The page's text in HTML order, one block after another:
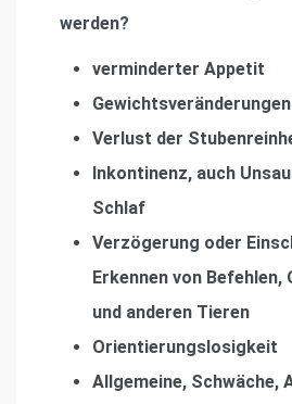
werden?
verminderter Appetit
Gewichtsveränderungen
Verlust der
Inkontinenz, auch
Schlaf
Verzögerung oder
Erkennen von Befehlen,
und anderen Tieren
Orientierungslosigkeit
Allgemeine, Schwäche,